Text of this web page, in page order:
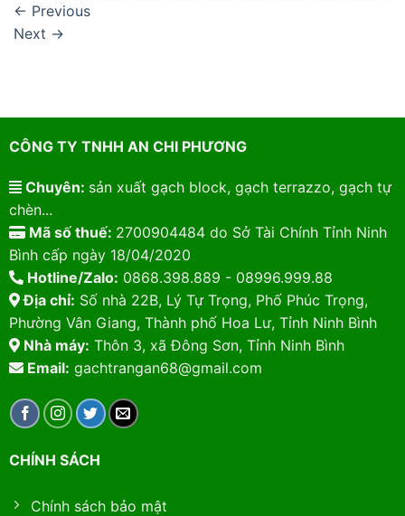
← Previous
Next →
CÔNG TY TNHH AN CHI PHƯƠNG
Chuyên: sản xuất gạch block, gạch terrazzo, gạch tự
chèn...
Mã số thuế: 2700904484 do Sở Tài Chính Tỉnh Ninh
Bình cấp ngày 18/04/2020
Hotline/Zalo: 0868.398.889 - 08996.999.88
Địa chỉ: Số nhà 22B, Lý Tự Trọng, Phố Phúc Trọng,
Phường Vân Giang, Thành phố Hoa Lư, Tỉnh Ninh Bình
Nhà máy: Thôn 3, xã Đông Sơn, Tỉnh Ninh Bình
Email: gachtrangan68@gmail.com
CHÍNH SÁCH
Chính sách bảo mật